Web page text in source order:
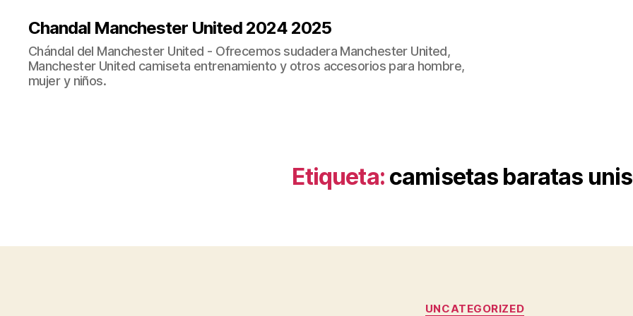
Chandal Manchester United 2024 2025
Chándal del Manchester United - Ofrecemos sudadera Manchester United,
Manchester United camiseta entrenamiento y otros accesorios para hombre,
mujer y niños.
Etiqueta: camisetas baratas
Categorías
UNCATEGORIZED